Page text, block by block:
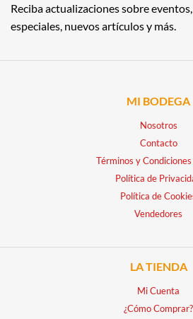
Reciba actualizaciones sobre
especiales, nuevos artículos y más.
MI BODEGA
Nosotros
Contacto
Términos y Condiciones
Política de
Política de
Vendedores
LA TIENDA
Mi Cuenta
¿Cómo Comprar?